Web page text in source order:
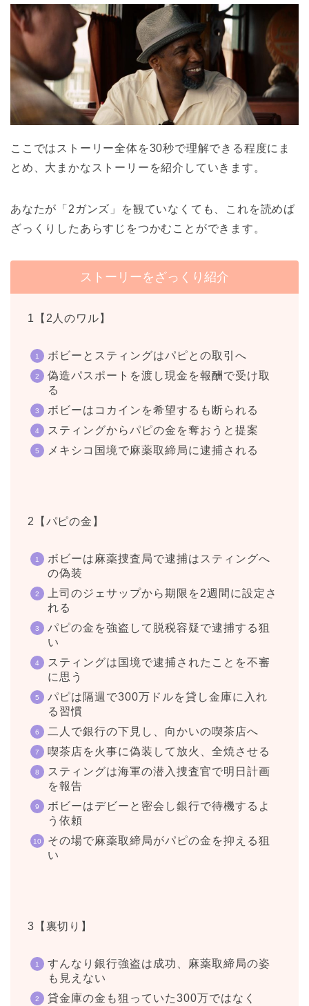
ここではストーリー全体を30秒で理解できる程度にま
とめ、大まかなストーリーを紹介していきます。
あなたが「2ガンズ」を観ていなくても、これを読めば
ざっくりしたあらすじをつかむことができます。
ストーリーをざっくり紹介
1【2人のワル】
ボビーとスティングはパピとの取引へ
偽造パスポートを渡し現金を報酬で受け取
る
ボビーはコカインを希望するも断られる
スティングからパピの金を奪おうと提案
メキシコ国境で麻薬取締局に逮捕される
2【パピの金】
ボビーは麻薬捜査局で逮捕はスティングへ
の偽装
上司のジェサップから期限を2週間に設定さ
れる
パピの金を強盗して脱税容疑で逮捕する狙
い
スティングは国境で逮捕されたことを不審
に思う
パピは隔週で300万ドルを貸し金庫に入れ
る習慣
二人で銀行の下見し、向かいの喫茶店へ
喫茶店を火事に偽装して放火、全焼させる
スティングは海軍の潜入捜査官で明日計画
を報告
ボビーはデビーと密会し銀行で待機するよ
う依頼
その場で麻薬取締局がパピの金を抑える狙
い
3【裏切り】
すんなり銀行強盗は成功、麻薬取締局の姿
も見えない
貸金庫の金も狙っていた300万ではなく